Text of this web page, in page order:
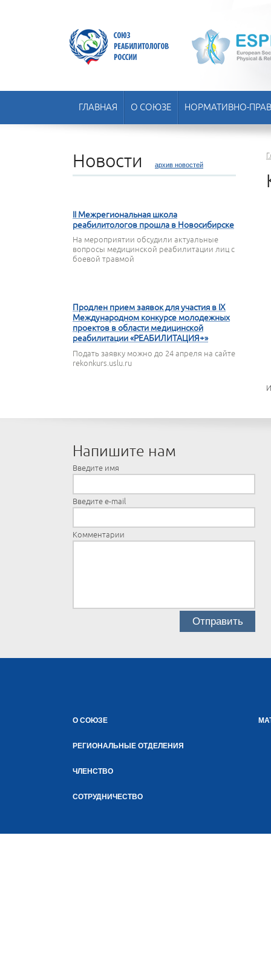
ГЛАВНАЯ О СОЮЗЕ НОРМАТИВНО-
Новости архив новостей
II Межрегиональная школа
реабилитологов прошла в Новосибирске
На мероприятии обсудили актуальные
вопросы медицинской реабилитации лиц с
боевой травмой
Продлен прием заявок для участия в IX
Международном конкурсе молодежных
проектов в области медицинской
реабилитации «РЕАБИЛИТАЦИЯ+»
Подать заявку можно до 24 апреля на сайте
rekonkurs.uslu.ru
Напишите нам
Введите имя
Введите e-mail
Комментарии
О СОЮЗЕ
РЕГИОНАЛЬНЫЕ ОТДЕЛЕНИЯ
ЧЛЕНСТВО
СОТРУДНИЧЕСТВО